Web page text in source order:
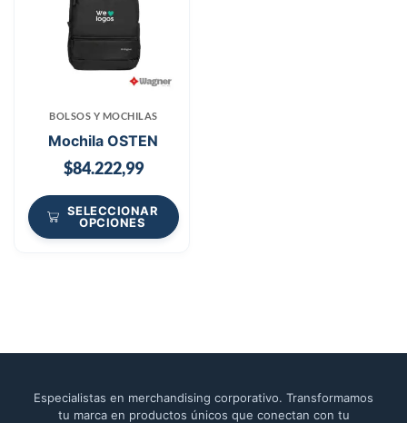
BOLSOS Y MOCHILAS
Mochila OSTEN
$84.222,99
SELECCIONAR
OPCIONES
Especialistas en merchandising corporativo. Transformamos
tu marca en productos únicos que conectan con tu